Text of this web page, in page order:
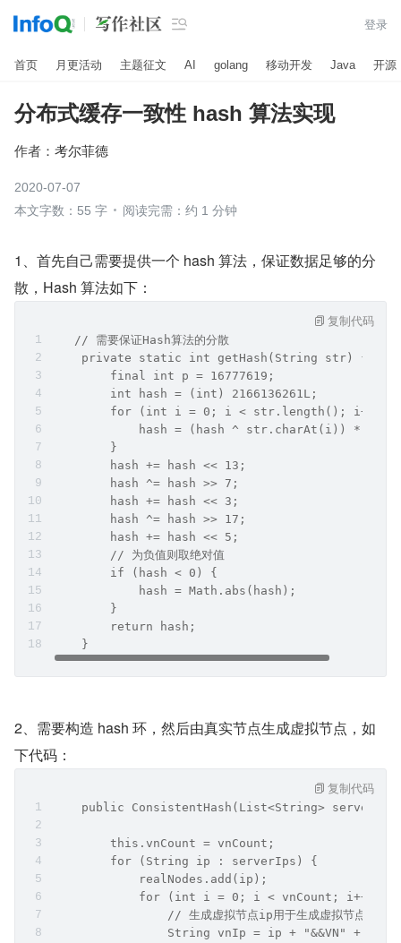
 登录
首页 月更活动 主题征文 AI golang 移动开发 Java 开源
分布式缓存一致性 hash 算法实现
作者： 考尔菲德
2020-07-07
本文字数：55 字
阅读完需：约 1 分钟
1、首先自己需要提供一个 hash 算法，保证数据足够的分
散，Hash 算法如下：
   // 需要保证Hash算法的分散
    private static int getHash(String str) {
        final int p = 16777619;
        int hash = (int) 2166136261L;
        for (int i = 0; i < str.length(); i++) {
            hash = (hash ^ str.charAt(i)) * p;
        }
        hash += hash << 13;
        hash ^= hash >> 7;
        hash += hash << 3;
        hash ^= hash >> 17;
        hash += hash << 5;
        // 为负值则取绝对值
        if (hash < 0) {
            hash = Math.abs(hash);
        }
        return hash;
    }
复制代码
2、需要构造 hash 环，然后由真实节点生成虚拟节点，如
下代码：
public ConsistentHash(List<String>
        this.vnCount = vnCount;
        for (String ip : serverIps) {
            realNodes.add(ip);
            for (int i = 0; i < vnCount; i++) {
                // 生成虚拟节点ip用于生成虚拟节点hash
                String vnIp = ip + "&&VN" + i;
复制代码